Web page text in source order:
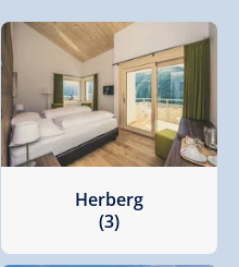
Herberg
(3)